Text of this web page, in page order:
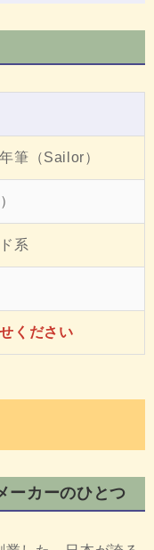
筆（Sailor）
系
ください
ーカーのひとつ